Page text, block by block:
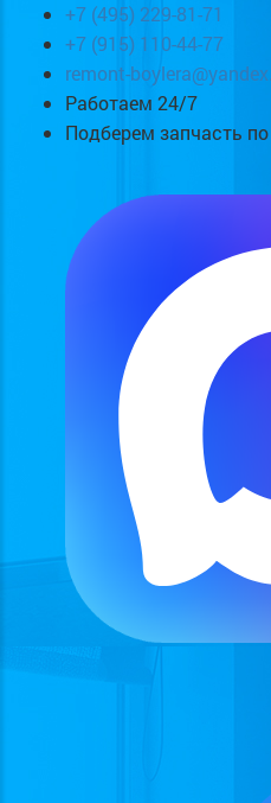
+7 (495) 229-81-71
+7 (915) 110-44-77
remont-
Работаем 24/7
Подберем запчасть